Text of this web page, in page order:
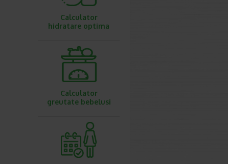
Calculator
hidratare optima
Calculator
greutate bebelusi